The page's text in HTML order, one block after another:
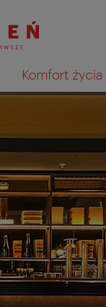
Komfort życia